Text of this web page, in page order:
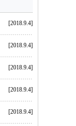
[2018.9.4]
[2018.9.4]
[2018.9.4]
[2018.9.4]
[2018.9.4]